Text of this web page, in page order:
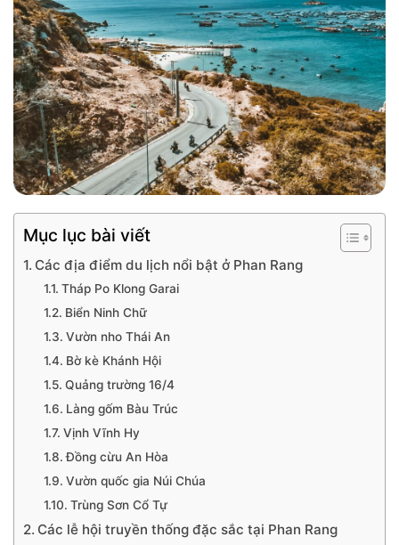
Mục lục bài viết
Các địa điểm du lịch nổi bật ở Phan Rang
Tháp Po Klong Garai
Biển Ninh Chữ
Vườn nho Thái An
Bờ kè Khánh Hội
Quảng trường 16/4
Làng gốm Bàu Trúc
Vịnh Vĩnh Hy
Đồng cừu An Hòa
Vườn quốc gia Núi Chúa
Trùng Sơn Cổ Tự
Các lễ hội truyền thống đặc sắc tại Phan Rang